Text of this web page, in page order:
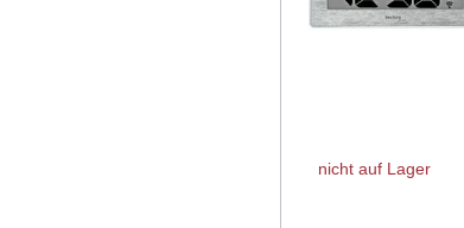
nicht auf Lager